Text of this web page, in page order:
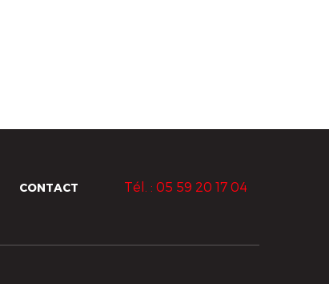
CONTACT Tél. : 05 59 20 17 04